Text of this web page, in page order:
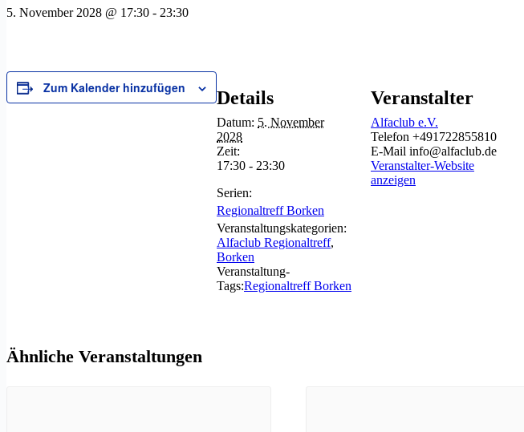
5. November 2028 @ 17:30 - 23:30
Zum Kalender hinzufügen Details
Datum: 5. November
2028
Zeit:
17:30 - 23:30
Serien:
Regionaltreff Borken
Veranstaltungskategorien:
Alfaclub Regionaltreff,
Borken
Veranstaltung-
Tags:Regionaltreff Borken
Veranstalter
Alfaclub e.V.
Telefon +491722855810
E-Mail info@alfaclub.de
Veranstalter-Website
anzeigen
Ähnliche Veranstaltungen